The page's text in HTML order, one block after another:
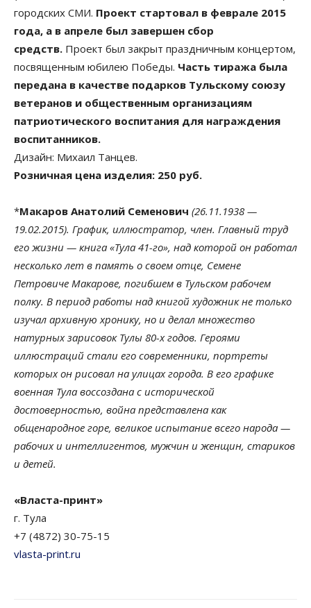
городских СМИ. Проект стартовал в феврале 2015
года, а в апреле был завершен сбор
средств. Проект был закрыт праздничным концертом,
посвященным юбилею Победы. Часть тиража была
передана в качестве подарков Тульскому союзу
ветеранов и общественным организациям
патриотического воспитания для награждения
воспитанников.
Дизайн: Михаил Танцев.
Розничная цена изделия: 250 руб.
*Макаров Анатолий Семенович (26.11.1938 —
19.02.2015). График, иллюстратор, член. Главный труд
его жизни — книга «Тула 41-го», над которой он работал
несколько лет в память о своем отце, Семене
Петровиче Макарове, погибшем в Тульском рабочем
полку. В период работы над книгой художник не только
изучал архивную хронику, но и делал множество
натурных зарисовок Тулы 80-х годов. Героями
иллюстраций стали его современники, портреты
которых он рисовал на улицах города. В его графике
военная Тула воссоздана с исторической
достоверностью, война представлена как
общенародное горе, великое испытание всего народа —
рабочих и интеллигентов, мужчин и женщин, стариков
и детей.
«Власта-принт»
г. Тула
+7 (4872) 30-75-15
vlasta-print.ru